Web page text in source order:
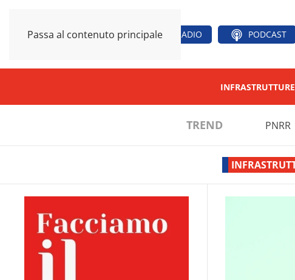
Passa al contenuto principale RADIO PODCAST
INFRASTRUTTURE
TREND PNRR